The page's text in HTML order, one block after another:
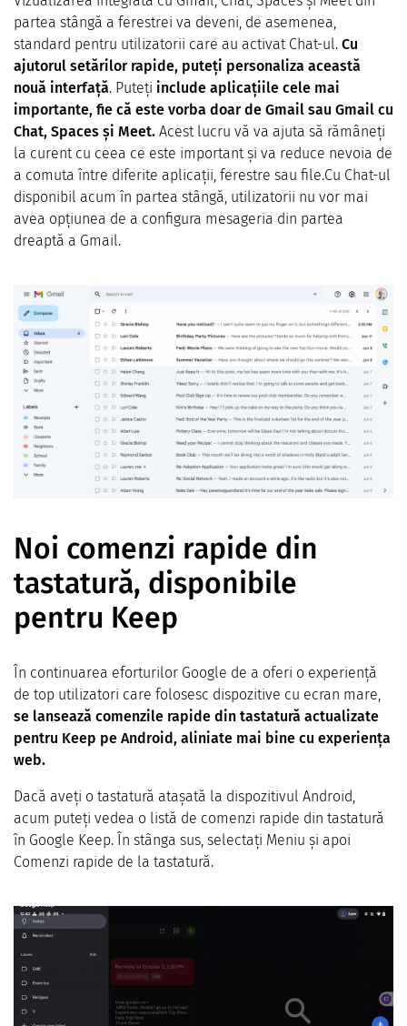
partea stângă a ferestrei va deveni, de asemenea,
standard pentru utilizatorii care au activat Chat-ul. Cu
ajutorul setărilor rapide, puteți personaliza această
nouă interfață. Puteți include aplicațiile cele mai
importante, fie că este vorba doar de Gmail sau Gmail cu
Chat, Spaces și Meet. Acest lucru vă va ajuta să rămâneți
la curent cu ceea ce este important și va reduce nevoia de
a comuta între diferite aplicații, ferestre sau file.Cu Chat-ul
disponibil acum în partea stângă, utilizatorii nu vor mai
avea opțiunea de a configura mesageria din partea
dreaptă a Gmail.
Noi comenzi rapide din
tastatură, disponibile
pentru Keep
În continuarea eforturilor Google de a oferi o experiență
de top utilizatori care folosesc dispozitive cu ecran mare,
se lansează comenzile rapide din tastatură actualizate
pentru Keep pe Android, aliniate mai bine cu experiența
web.
Dacă aveți o tastatură atașată la dispozitivul Android,
acum puteți vedea o listă de comenzi rapide din tastatură
în Google Keep. În stânga sus, selectați Meniu și apoi
Comenzi rapide de la tastatură.